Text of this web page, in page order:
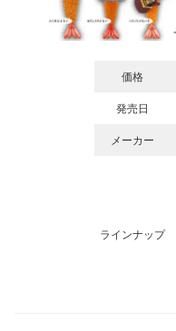
価格
発売日
メーカー
ラインナップ